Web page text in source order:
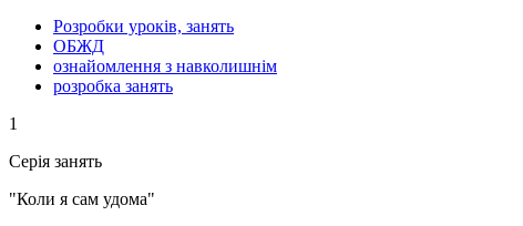
Розробки уроків, занять
ОБЖД
ознайомлення з навколишнім
розробка занять
1
Серія занять
"Коли я сам удома"